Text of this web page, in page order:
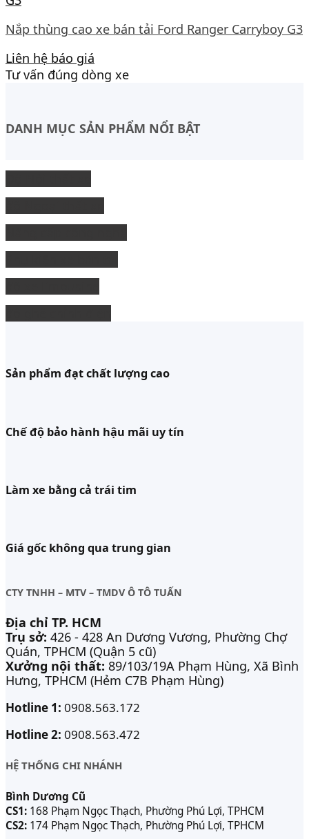
Nắp thùng cao xe bán tải Ford Ranger Carryboy G3
Liên hệ báo giá
Tư vấn đúng dòng xe
DANH MỤC SẢN PHẨM NỔI BẬT
Sản phẩm đạt chất lượng cao
Chế độ bảo hành hậu mãi uy tín
Làm xe bằng cả trái tim
Giá gốc không qua trung gian
CTY TNHH – MTV – TMDV Ô TÔ TUẤN
Địa chỉ TP. HCM
Trụ sở: 426 - 428 An Dương Vương, Phường Chợ
Quán, TPHCM (Quận 5 cũ)
Xưởng nội thất: 89/103/19A Phạm Hùng, Xã Bình
Hưng, TPHCM (Hẻm C7B Phạm Hùng)
Hotline 1: 0908.563.172
Hotline 2: 0908.563.472
HỆ THỐNG CHI NHÁNH
Bình Dương Cũ
CS1: 168 Phạm Ngọc Thạch, Phường Phú Lợi, TPHCM
CS2: 174 Phạm Ngọc Thạch, Phường Phú Lợi, TPHCM